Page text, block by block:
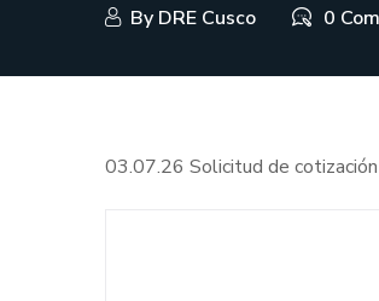
By DRE Cusco 0
03.07.26 Solicitud de